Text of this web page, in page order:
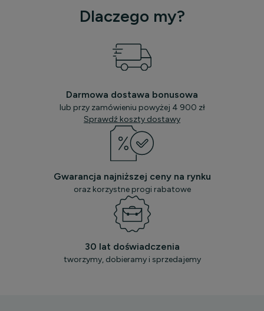
Dlaczego my?
Darmowa dostawa bonusowa
lub przy zamówieniu powyżej 4 900 zł
Sprawdź koszty dostawy
Gwarancja najniższej ceny na rynku
oraz korzystne progi rabatowe
30 lat doświadczenia
tworzymy, dobieramy i sprzedajemy